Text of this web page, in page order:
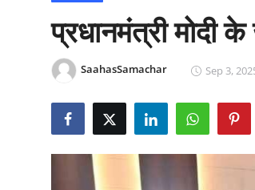
लाइफस्टाइल
प्रधानमंत्री मोदी
SaahasSamachar Sep 3,